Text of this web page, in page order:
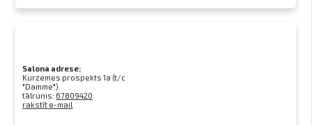
Salona adrese:
Kurzemes prospekts 1a (t/c
"Damme")
tālrunis: 67809420
rakstīt e-mail